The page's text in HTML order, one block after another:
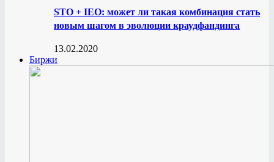
STO + IEO: может ли такая комбинация стать
новым шагом в эволюции краудфандинга
13.02.2020
Биржи